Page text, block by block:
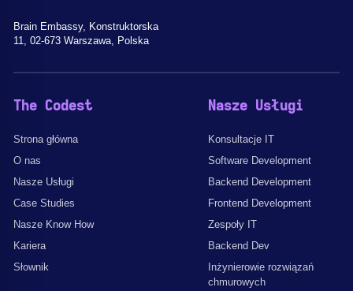
Brain Embassy, Konstruktorska
11, 02-673 Warszawa, Polska
The Codest
Strona główna
O nas
Nasze Usługi
Case Studies
Nasze Know How
Kariera
Słownik
Nasze Usługi
Konsultacje IT
Software Development
Backend Development
Frontend Development
Zespoły IT
Backend Dev
Inżynierowie rozwiązań
chmurowych